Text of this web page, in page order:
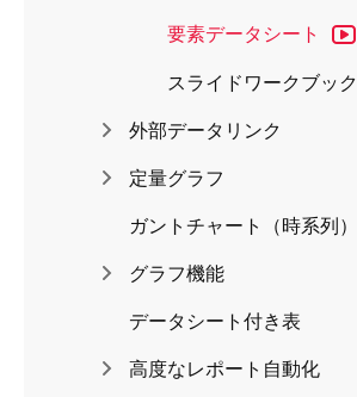
要素データシート
スライドワークブック
外部データリンク
定量グラフ
ガントチャート（時系列）
グラフ機能
データシート付き表
高度なレポート自動化